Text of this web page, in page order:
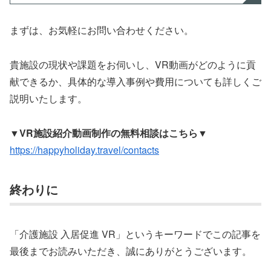
まずは、お気軽にお問い合わせください。
貴施設の現状や課題をお伺いし、VR動画がどのように貢
献できるか、具体的な導入事例や費用についても詳しくご
説明いたします。
▼VR施設紹介動画制作の無料相談はこちら▼
https://happyholiday.travel/contacts
終わりに
「介護施設 入居促進 VR」というキーワードでこの記事を
最後までお読みいただき、誠にありがとうございます。